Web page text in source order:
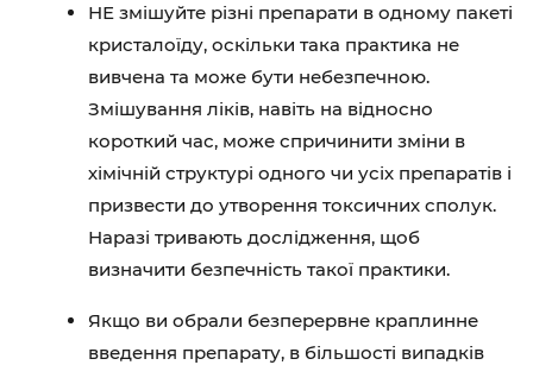
НЕ змішуйте різні препарати в одному пакеті
кристалоїду, оскільки така практика не
вивчена та може бути небезпечною.
Змішування ліків, навіть на відносно
короткий час, може спричинити зміни в
хімічній структурі одного чи усіх препаратів і
призвести до утворення токсичних сполук.
Наразі тривають дослідження, щоб
визначити безпечність такої практики.
Якщо ви обрали безперервне краплинне
введення препарату, в більшості випадків